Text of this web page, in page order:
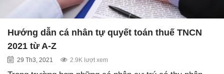
Hướng dẫn cá nhân tự quyết toán thuế TNCN
2021 từ A-Z
29 Th3, 2021 2.9K lượt xem